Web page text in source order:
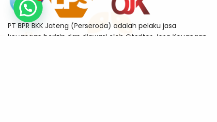
PT BPR BKK Jateng (Perseroda) adalah pelaku jasa
keuangan berizin dan diawasi oleh Otoritas Jasa Keuangan